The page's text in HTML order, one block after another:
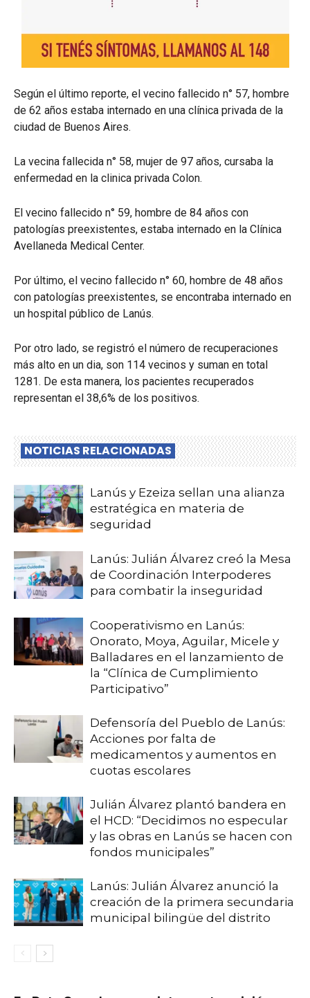
Según el último reporte, el vecino fallecido n° 57, hombre
de 62 años estaba internado en una clínica privada de la
ciudad de Buenos Aires.
La vecina fallecida n° 58, mujer de 97 años, cursaba la
enfermedad en la clinica privada Colon.
El vecino fallecido n° 59, hombre de 84 años con
patologías preexistentes, estaba internado en la Clínica
Avellaneda Medical Center.
Por último, el vecino fallecido n° 60, hombre de 48 años
con patologías preexistentes, se encontraba internado en
un hospital público de Lanús.
Por otro lado, se registró el número de recuperaciones
más alto en un dia, son 114 vecinos y suman en total
1281. De esta manera, los pacientes recuperados
representan el 38,6% de los positivos.
NOTICIAS RELACIONADAS
Lanús y Ezeiza sellan una alianza
estratégica en materia de
seguridad
Lanús: Julián Álvarez creó la Mesa
de Coordinación Interpoderes
para combatir la inseguridad
Cooperativismo en Lanús:
Onorato, Moya, Aguilar, Micele y
Balladares en el lanzamiento de
la “Clínica de Cumplimiento
Participativo”
Defensoría del Pueblo de Lanús:
Acciones por falta de
medicamentos y aumentos en
cuotas escolares
Julián Álvarez plantó bandera en
el HCD: “Decidimos no especular
y las obras en Lanús se hacen con
fondos municipales”
Lanús: Julián Álvarez anunció la
creación de la primera secundaria
municipal bilingüe del distrito